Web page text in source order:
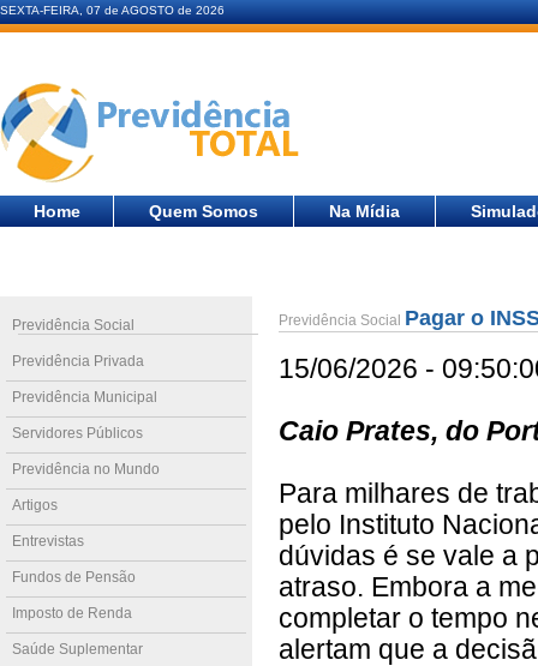
SEXTA-FEIRA, 07 de AGOSTO de 2026
Home Quem Somos Na Mídia
Previdência Social
Previdência Privada
Previdência Municipal
Servidores Públicos
Previdência no Mundo
Artigos
Entrevistas
Fundos de Pensão
Imposto de Renda
Saúde Suplementar
Previdência Social Pagar o
15/06/2026 -
Caio Prates, do
Para milhares de
pelo Instituto
dúvidas é se vale a
atraso. Embora a
completar o tempo
alertam que a